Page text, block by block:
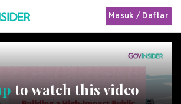
Masuk / Daftar
to watch this video